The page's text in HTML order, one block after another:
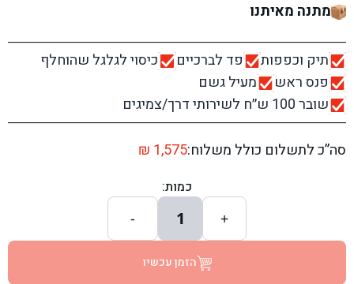
מתנה מאיתנו
תיק וכפפות פד לברכיים
כיסוי לגלגל שהוחלף
פנס ראש
מעיל גשם
שובר 100 ש׳׳ח לשירותי דרך/צמיגים
סה”כ לתשלום כולל משלוח: ₪ 1,575
כמות:
+
1
-
הזמן עכשיו